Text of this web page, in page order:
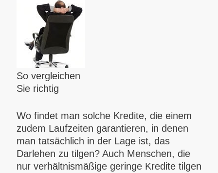
So vergleichen
Sie richtig
Wo findet man solche Kredite, die einem
zudem Laufzeiten garantieren, in denen
man tatsächlich in der Lage ist, das
Darlehen zu tilgen? Auch Menschen, die
nur verhältnismäßige geringe Kredite tilgen